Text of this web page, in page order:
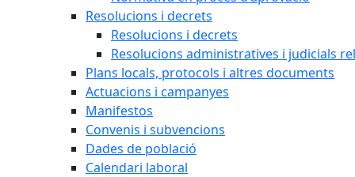
Resolucions i decrets
Resolucions i decrets
Resolucions administratives i judicials
Plans locals, protocols i altres documents
Actuacions i campanyes
Manifestos
Convenis i subvencions
Dades de població
Calendari laboral